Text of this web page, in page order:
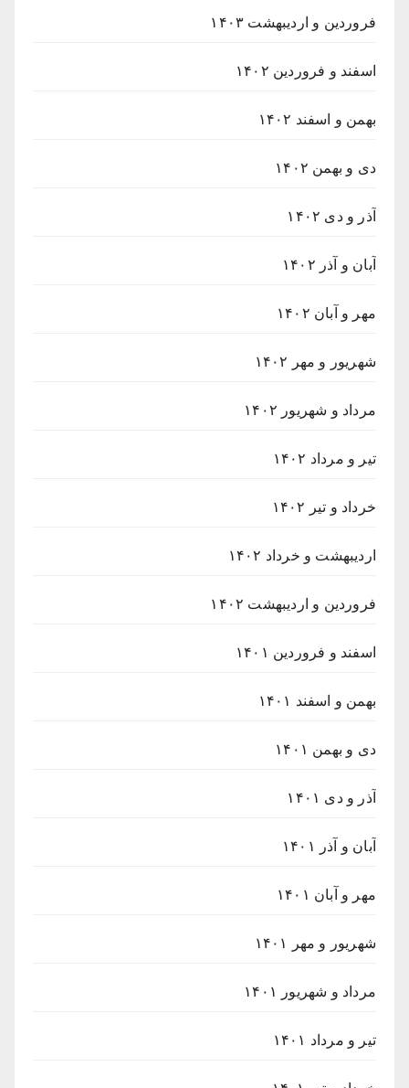
فروردین و اردیبهشت ۱۴۰۳
اسفند و فروردین ۱۴۰۲
بهمن و اسفند ۱۴۰۲
دی و بهمن ۱۴۰۲
آذر و دی ۱۴۰۲
آبان و آذر ۱۴۰۲
مهر و آبان ۱۴۰۲
شهریور و مهر ۱۴۰۲
مرداد و شهریور ۱۴۰۲
تیر و مرداد ۱۴۰۲
خرداد و تیر ۱۴۰۲
اردیبهشت و خرداد ۱۴۰۲
فروردین و اردیبهشت ۱۴۰۲
اسفند و فروردین ۱۴۰۱
بهمن و اسفند ۱۴۰۱
دی و بهمن ۱۴۰۱
آذر و دی ۱۴۰۱
آبان و آذر ۱۴۰۱
مهر و آبان ۱۴۰۱
شهریور و مهر ۱۴۰۱
مرداد و شهریور ۱۴۰۱
تیر و مرداد ۱۴۰۱